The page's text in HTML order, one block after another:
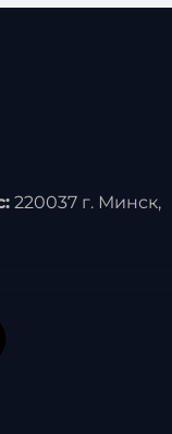
220037 г. Минск,